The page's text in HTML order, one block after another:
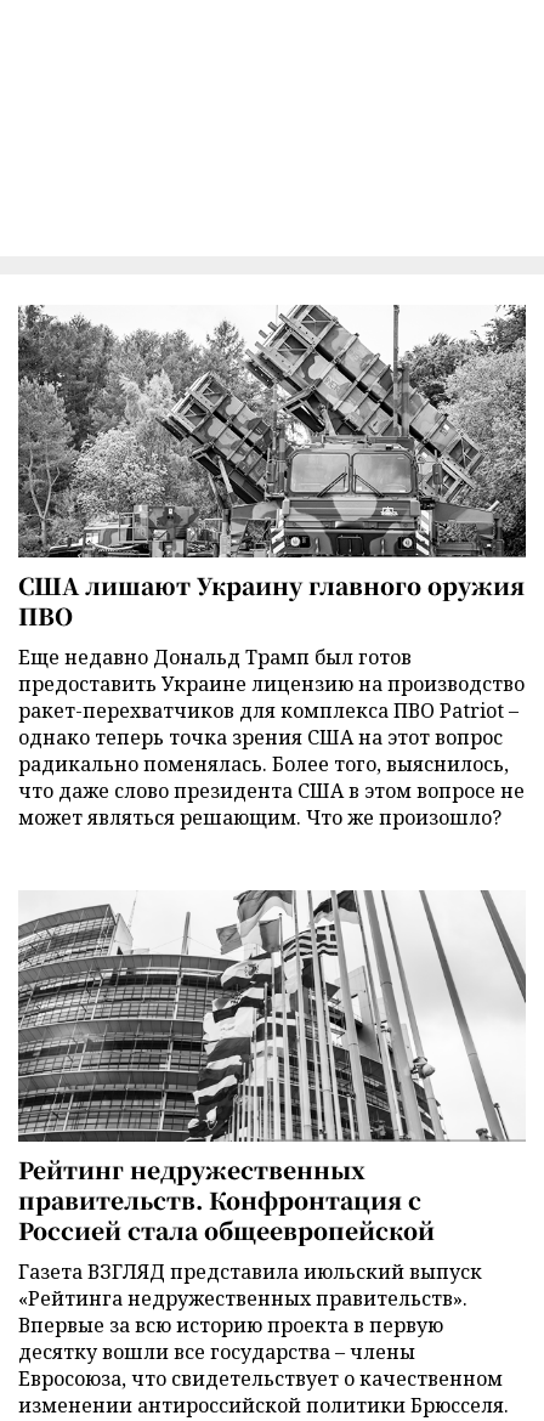
США лишают Украину главного оружия
ПВО
Еще недавно Дональд Трамп был готов
предоставить Украине лицензию на производство
ракет-перехватчиков для комплекса ПВО Patriot –
однако теперь точка зрения США на этот вопрос
радикально поменялась. Более того, выяснилось,
что даже слово президента США в этом вопросе не
может являться решающим. Что же произошло?
Рейтинг недружественных
правительств. Конфронтация с
Россией стала общеевропейской
Газета ВЗГЛЯД представила июльский выпуск
«Рейтинга недружественных правительств».
Впервые за всю историю проекта в первую
десятку вошли все государства – члены
Евросоюза, что свидетельствует о качественном
изменении антироссийской политики Брюсселя.